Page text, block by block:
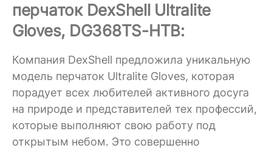
перчаток DexShell Ultralite
Gloves, DG368TS-HTB:
Компания DexShell предложила уникальную
модель перчаток Ultralite Gloves, которая
порадует всех любителей активного досуга
на природе и представителей тех профессий,
которые выполняют свою работу под
открытым небом. Это совершенно